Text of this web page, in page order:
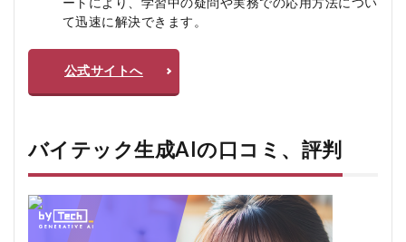
る
疑
問Q
＆A
て迅速に解決できます。
公式サイトへ
バイテック生成AIの口コミ、評判